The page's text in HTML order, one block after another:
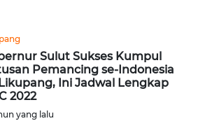
Sulut Sukses Kumpul
Pemancing se-Indonesia
Ini Jadwal Lengkap
2022
yang lalu